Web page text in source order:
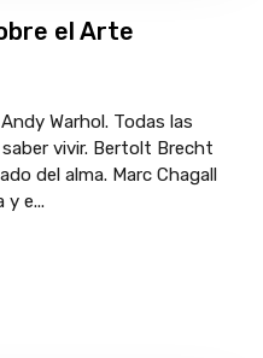
el Arte
Warhol. Todas las
vivir. Bertolt Brecht
del alma. Marc Chagall
y e...